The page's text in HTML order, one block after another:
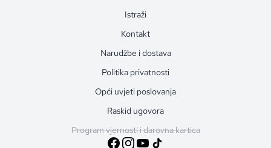
Istraži
Kontakt
Narudžbe i dostava
Politika privatnosti
Opći uvjeti poslovanja
Raskid ugovora
Program vjernosti i darovna kartica